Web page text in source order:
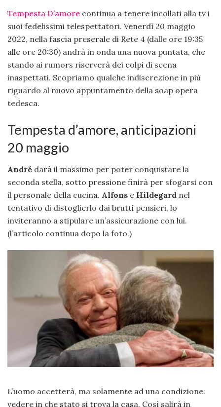
Tempesta D’amore continua a tenere incollati alla tv i
suoi fedelissimi telespettatori. Venerdì 20 maggio
2022, nella fascia preserale di Rete 4 (dalle ore 19:35
alle ore 20:30) andrà in onda una nuova puntata, che
stando ai rumors riserverà dei colpi di scena
inaspettati. Scopriamo qualche indiscrezione in più
riguardo al nuovo appuntamento della soap opera
tedesca.
Tempesta d’amore, anticipazioni
20 maggio
André darà il massimo per poter conquistare la
seconda stella, sotto pressione finirà per sfogarsi con
il personale della cucina. Alfons e Hildegard nel
tentativo di distoglierlo dai brutti pensieri, lo
inviteranno a stipulare un’assicurazione con lui.
(l’articolo continua dopo la foto.)
L’uomo accetterà, ma solamente ad una condizione:
vedere in che stato si trova la casa. Così salirà in